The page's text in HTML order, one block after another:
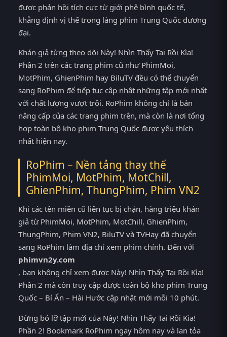
được phản hồi tích cực từ giới phê bình quốc tế,
khẳng định vị thế trong làng phim Trung Quốc đương
đại.
Khán giả từng theo dõi Này! Nhìn Thấy Tai Rồi Kìa!
Phần 2 trên các trang phim cũ như PhimMoi,
MotPhim, GhienPhim hay BiluTV đều có thể chuyển
sang RoPhim để tiếp tục cập nhật những tập mới nhất
với chất lượng vượt trội. RoPhim không chỉ là bản
nâng cấp của các trang phim trên, mà còn là nơi tổng
hợp toàn bộ kho phim Trung Quốc được yêu thích
nhất hiện nay.
RoPhim – Nền tảng thay thế
PhimMoi, MotPhim, MotChill,
GhienPhim, ThungPhim, Phim VN2
Khi các tên miền cũ liên tục bị chặn, hàng triệu khán
giả từ PhimMoi, MotPhim, MotChill, GhienPhim,
ThungPhim, Phim VN2, BiluTV và TVHay đã chuyển
sang RoPhim làm địa chỉ xem phim chính. Đến với
phimvn2y.com
, bạn không chỉ xem được Này! Nhìn Thấy Tai Rồi Kìa!
Phần 2 mà còn truy cập được toàn bộ kho phim Trung
Quốc – Bí Ẩn – Hài Hước cập nhật mới mỗi 10 phút.
Đừng bỏ lỡ tập mới của Này! Nhìn Thấy Tai Rồi Kìa!
Phần 2! Bookmark RoPhim ngay hôm nay và lan tỏa